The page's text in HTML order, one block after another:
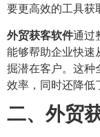
要更高效的工具获
外贸获客软件通过
能够帮助企业快速
掘潜在客户。这种
效率，同时还降低
二、外贸